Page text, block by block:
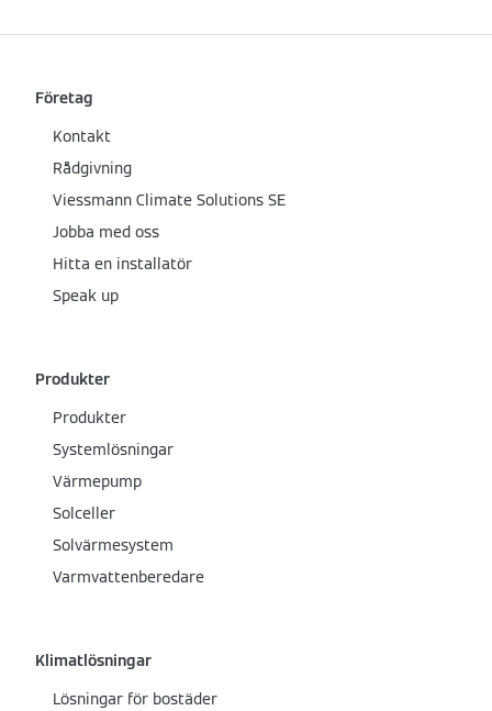
Företag
Kontakt
Rådgivning
Viessmann Climate Solutions SE
Jobba med oss
Hitta en installatör
Speak up
Produkter
Produkter
Systemlösningar
Värmepump
Solceller
Solvärmesystem
Varmvattenberedare
Klimatlösningar
Lösningar för bostäder